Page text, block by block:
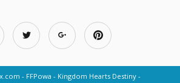
FFPowa
Kingdom Hearts Destiny